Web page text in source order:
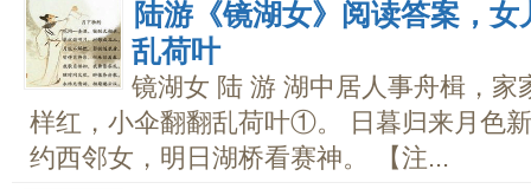
陆游《镜湖女》阅读答案，
乱荷叶
镜湖女 陆 游 湖中居人事舟楫，家
样红，小伞翻翻乱荷叶①。 日暮归来月色
约西邻女，明日湖桥看赛神。 【注...